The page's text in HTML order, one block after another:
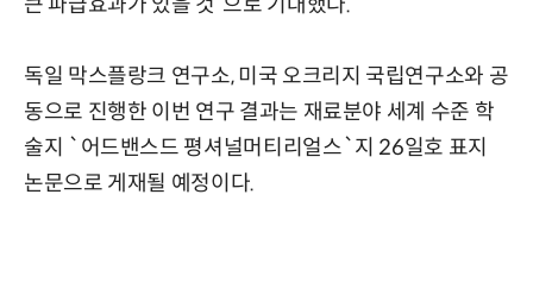
독일 막스플랑크 연구소, 미국 오크리지 국립연구소와 공
동으로 진행한 이번 연구 결과는 재료분야 세계 수준 학
술지 `어드밴스드 평셔널머티리얼스`지 26일호 표지
논문으로 게재될 예정이다.